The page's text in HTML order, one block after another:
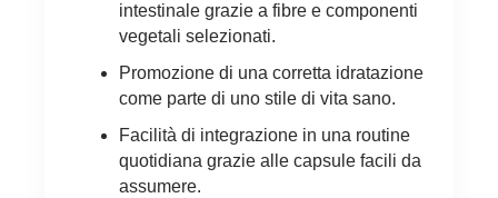
intestinale grazie a fibre e componenti
vegetali selezionati.
Promozione di una corretta idratazione
come parte di uno stile di vita sano.
Facilità di integrazione in una routine
quotidiana grazie alle capsule facili da
assumere.